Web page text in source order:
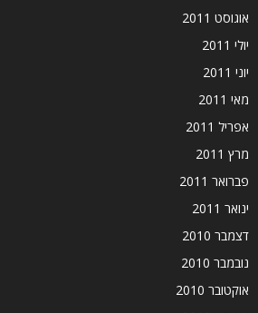
אוגוסט 2011
יולי 2011
יוני 2011
מאי 2011
אפריל 2011
מרץ 2011
פברואר 2011
ינואר 2011
דצמבר 2010
נובמבר 2010
אוקטובר 2010